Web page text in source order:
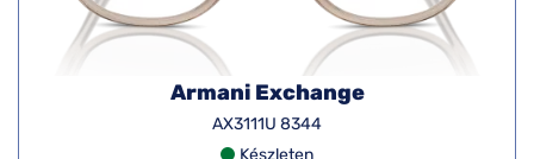
Armani Exchange
AX3111U 8344
Készleten